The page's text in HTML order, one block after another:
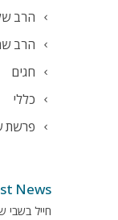
הרב
הרב
חגים
כללי
פרשת
News
חייל בשבי